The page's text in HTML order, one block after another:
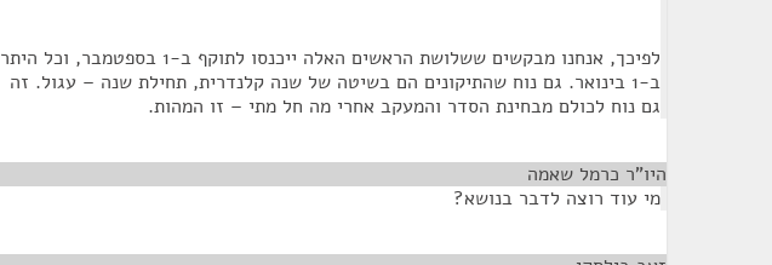
לפיכך, אנחנו מבקשים ששלושת הראשים האלה ייכנסו לתוקף ב-1 בספטמבר, וכל היתר
ב-1 בינואר. גם נוח שהתיקונים הם בשיטה של שנה קלנדרית, תחילת שנה – עגול. זה
גם נוח לכולם מבחינת הסדר והמעקב אחרי מה חל מתי – זו המהות.
היו"ר כרמל שאמה
מי עוד רוצה לדבר בנושא?